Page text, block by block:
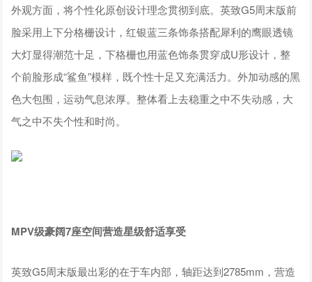
外观方面，将个性化原创设计理念贯彻到底。英致G5周末版前
脸采用上下分格栅设计，红银蓝三条饰条搭配犀利的鹰眼透镜
大灯显得潮范十足，下格栅也用蓝色饰条贯穿成U形设计，整
个前脸形成“鲨鱼”模样，既个性十足又充满活力。外加动感的黑
色大包围，运动气息浓厚。整体看上去稳重之中不失动感，大
气之中不失个性和时尚。
MPV级豪阔7座空间营造星级舒适享受
英致G5周末版最出彩的在于车内部，轴距达到2785mm，营造